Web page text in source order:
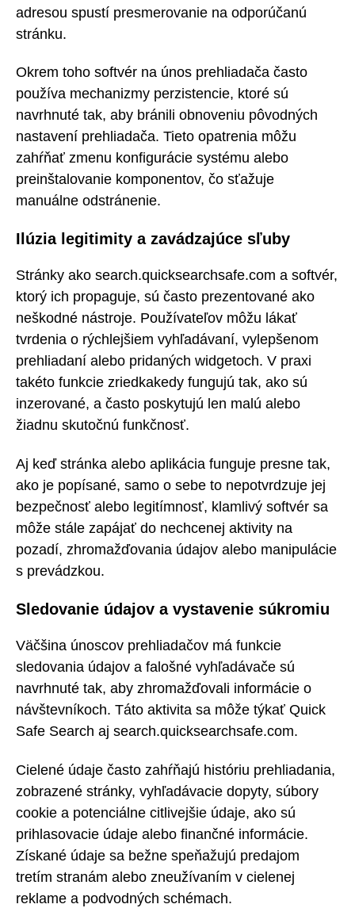
adresou spustí presmerovanie na odporúčanú
stránku.
Okrem toho softvér na únos prehliadača často
používa mechanizmy perzistencie, ktoré sú
navrhnuté tak, aby bránili obnoveniu pôvodných
nastavení prehliadača. Tieto opatrenia môžu
zahŕňať zmenu konfigurácie systému alebo
preinštalovanie komponentov, čo sťažuje
manuálne odstránenie.
Ilúzia legitimity a zavádzajúce sľuby
Stránky ako search.quicksearchsafe.com a softvér,
ktorý ich propaguje, sú často prezentované ako
neškodné nástroje. Používateľov môžu lákať
tvrdenia o rýchlejšiem vyhľadávaní, vylepšenom
prehliadaní alebo pridaných widgetoch. V praxi
takéto funkcie zriedkakedy fungujú tak, ako sú
inzerované, a často poskytujú len malú alebo
žiadnu skutočnú funkčnosť.
Aj keď stránka alebo aplikácia funguje presne tak,
ako je popísané, samo o sebe to nepotvrdzuje jej
bezpečnosť alebo legitímnosť, klamlivý softvér sa
môže stále zapájať do nechcenej aktivity na
pozadí, zhromažďovania údajov alebo manipulácie
s prevádzkou.
Sledovanie údajov a vystavenie súkromiu
Väčšina únoscov prehliadačov má funkcie
sledovania údajov a falošné vyhľadávače sú
navrhnuté tak, aby zhromažďovali informácie o
návštevníkoch. Táto aktivita sa môže týkať Quick
Safe Search aj search.quicksearchsafe.com.
Cielené údaje často zahŕňajú históriu prehliadania,
zobrazené stránky, vyhľadávacie dopyty, súbory
cookie a potenciálne citlivejšie údaje, ako sú
prihlasovacie údaje alebo finančné informácie.
Získané údaje sa bežne speňažujú predajom
tretím stranám alebo zneužívaním v cielenej
reklame a podvodných schémach.